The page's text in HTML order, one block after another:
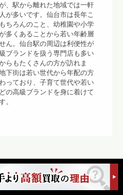
、駅から離れた地域では一軒
が多いです。仙台市は長年こ
ちろんのこと、幼稚園や小学
多くあることから若い年齢層
ん。仙台駅の周辺は利便性が
ブランドを扱う専門店も多い
らもたくさんの方が訪れま
下街は若い世代から年配の方
っており、子育て世代や若い
の高級ブランドを身に着けて
。
ガ情報まとめ